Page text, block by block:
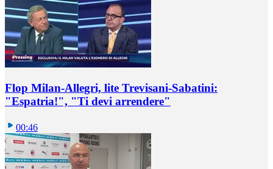
Flop Milan-Allegri, lite Trevisani-Sabatini:
"Espatria!", "Ti devi arrendere"
00:46